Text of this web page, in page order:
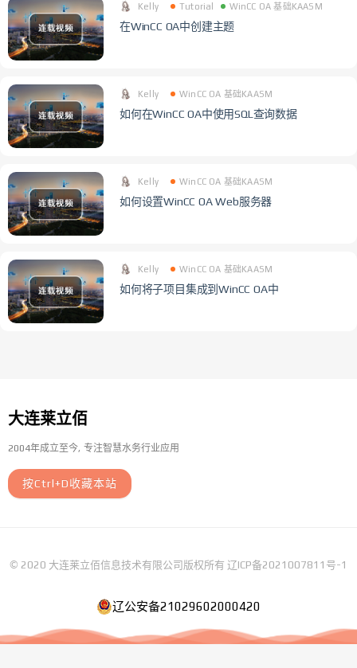
Kelly Tutorial WinCC OA 基础KAASM
在WinCC OA中创建主题
Kelly WinCC OA 基础KAASM
如何在WinCC OA中使用SQL查询数据
Kelly WinCC OA 基础KAASM
如何设置WinCC OA Web服务器
Kelly WinCC OA 基础KAASM
如何将子项目集成到WinCC OA中
大连莱立佰
2004年成立至今 专注智慧水务行业应用
按Ctrl+D收藏本站
© 2020 大连莱立佰信息技术有限公司版权所有 辽ICP备2021007811号-1
辽公安备21029602000420